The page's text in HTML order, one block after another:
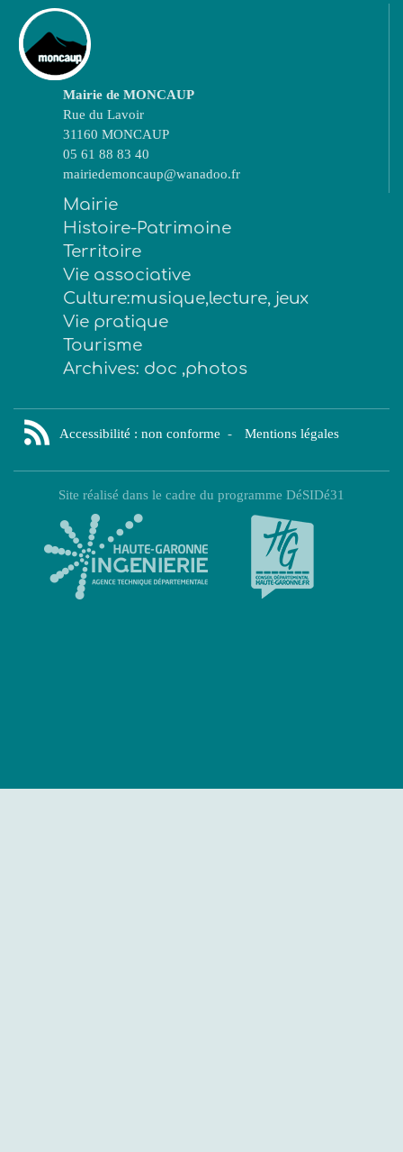
Mairie de MONCAUP
Rue du Lavoir
31160 MONCAUP
05 61 88 83 40
mairiedemoncaup@wanadoo.fr
Mairie
Histoire-Patrimoine
Territoire
Vie associative
Culture:musique,lecture, jeux
Vie pratique
Tourisme
Archives: doc ,photos
Accessibilité : non conforme - Mentions légales
Site réalisé dans le cadre du programme DéSIDé31